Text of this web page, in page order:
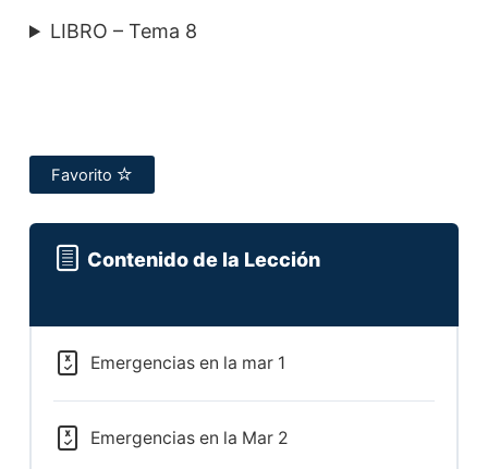
LIBRO – Tema 8
Favorito
Contenido de la Lección
Emergencias en la mar 1
Emergencias en la Mar 2